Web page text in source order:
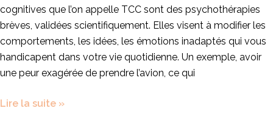
cognitives que l’on appelle TCC sont des psychothérapies
brèves, validées scientifiquement. Elles visent à modifier les
comportements, les idées, les émotions inadaptés qui vous
handicapent dans votre vie quotidienne. Un exemple, avoir
une peur exagérée de prendre l’avion, ce qui
Lire la suite »